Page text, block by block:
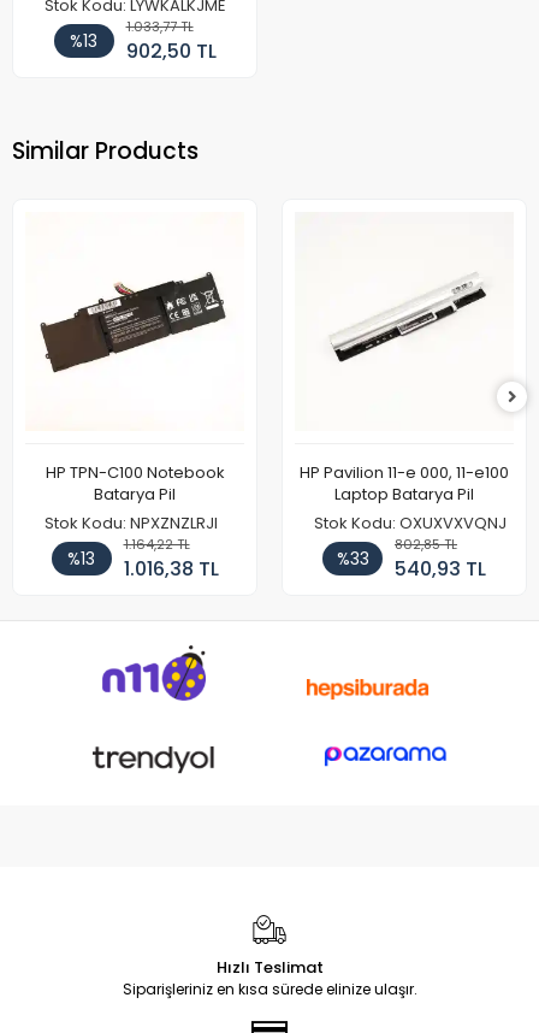
Stok Kodu: LYWKALKJME
%13
1.033,77 TL
902,50 TL
Similar Products
HP TPN-C100 Notebook
Batarya Pil
Stok Kodu: NPXZNZLRJI
%13
1.164,22 TL
1.016,38 TL
HP Pavilion 11-e 000, 11-e100
Laptop Batarya Pil
Stok Kodu: OXUXVXVQNJ
%33
802,85 TL
540,93 TL
Hızlı Teslimat
Siparişleriniz en kısa sürede elinize ulaşır.